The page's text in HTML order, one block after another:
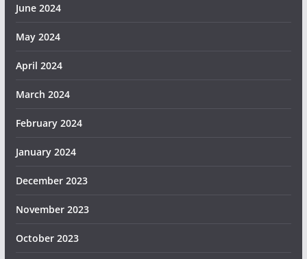
June 2024
May 2024
April 2024
March 2024
February 2024
January 2024
December 2023
November 2023
October 2023